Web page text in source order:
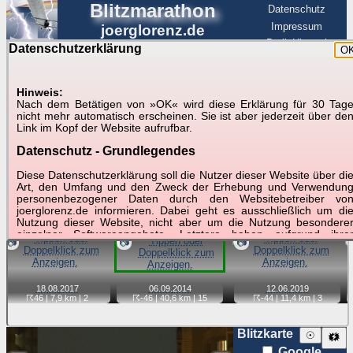
Datenschutzerklärung
Hinweis:
Nach dem Betätigen von »OK« wird diese Erklärung für 30 Tage
nicht mehr automatisch erscheinen. Sie ist aber jederzeit über den
Link im Kopf der Website aufrufbar.
Datenschutz - Grundlegendes
Diese Datenschutzerklärung soll die Nutzer dieser Website über die
Art, den Umfang und den Zweck der Erhebung und Verwendung
personenbezogener Daten durch den Websitebetreiber von
joerglorenz.de informieren. Dabei geht es ausschließlich um die
Nutzung dieser Website, nicht aber um die Nutzung besonderer
einzelner Softwareangebote. Letztere haben aufgrund ihrer
Funktionen Besonderheiten, so dass verschiedene Daten
gespeichert werden müssen, die für das Funktionieren erforderlich
sind. Hier ist es wichtig, dass Sie selbst zum Testen dieser
Funktionen möglichst erfundene Daten verwenden. Ansonsten wird
auf die spezifischen Besonderheiten beim jeweiligen Angebot
gesondert hingewiesen.
Generell gilt: Wenn Sie ein Angebot bei den Add-Ins nutzen, bei
dem Daten übertragen werden, werden diese Daten auf dem
Blitzmarathon
joerglorenz.de
Datenschutz
Impressum
BerlinHimmel
Blitzmarathon
Gewitter über Berlin:
stärkste Blitze
Tipp:Auf der Karte beim Einzelfoto können
Sie auf ihre Position tippen und sehen, wie
weit die gewählte Position zu den Blitzen auf dem Foto bzw.
im Video entfernt ist. Quelle der Blitzdaten:
kachelmannwetter. Doppelklick auf Thumb zum Anzeigen.
📷
18.08. 2017
☈46| 7,9 km |2
📷
06.09. 2014
☈-46| 40,6 km |15
📷
12.06. 2019
☈-44| 11,4 km |3
Blitzkarte 🗱
☉